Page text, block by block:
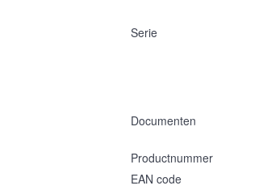
Serie
Documenten
Productnummer
EAN code